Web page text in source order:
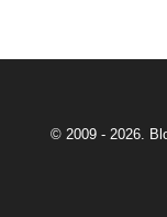
© 2009 - 2026.